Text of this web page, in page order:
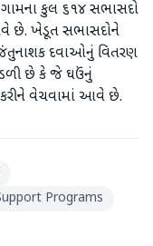
કુલ ૬૧૪ સભાસદો
છે. ખેડૂત સભાસદોને
દવાઓનું વિતરણ
છે કે જે ઘઉંનું
કરીને વેચવામાં આવે છે.
Programs